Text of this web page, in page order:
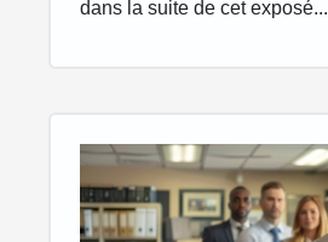
dans la suite de cet exposé...